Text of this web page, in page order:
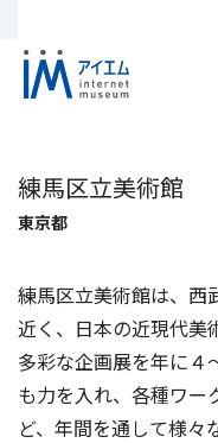
練馬区立美術館
東京都
練馬区立美術館は、西
近く、日本の近現代美
多彩な企画展を年に４
も力を入れ、各種ワー
ど、年間を通して様々